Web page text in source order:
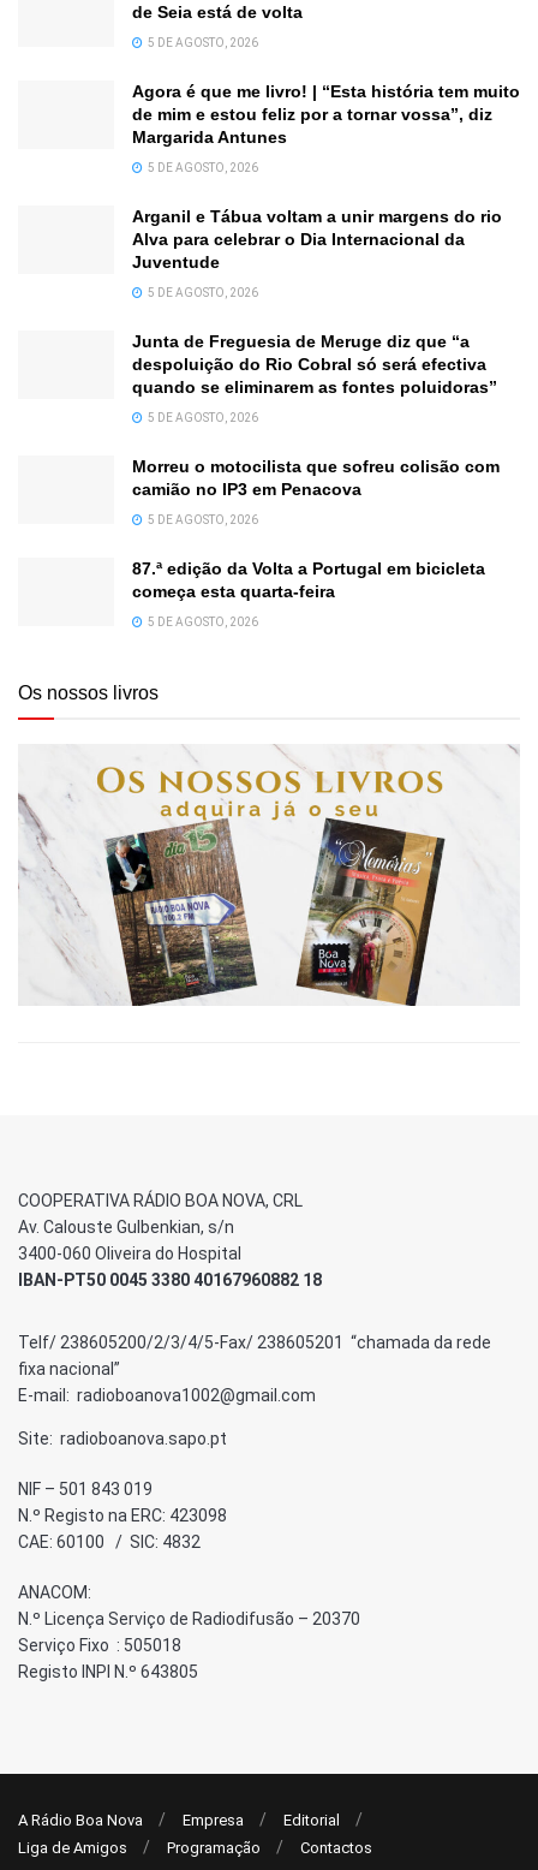
de Seia está de volta
5 DE AGOSTO, 2026
Agora é que me livro! | “Esta história tem muito
de mim e estou feliz por a tornar vossa”, diz
Margarida Antunes
5 DE AGOSTO, 2026
Arganil e Tábua voltam a unir margens do rio
Alva para celebrar o Dia Internacional da
Juventude
5 DE AGOSTO, 2026
Junta de Freguesia de Meruge diz que “a
despoluição do Rio Cobral só será efectiva
quando se eliminarem as fontes poluidoras”
5 DE AGOSTO, 2026
Morreu o motocilista que sofreu colisão com
camião no IP3 em Penacova
5 DE AGOSTO, 2026
87.ª edição da Volta a Portugal em bicicleta
começa esta quarta-feira
5 DE AGOSTO, 2026
Os nossos livros
COOPERATIVA RÁDIO BOA NOVA, CRL
Av. Calouste Gulbenkian, s/n
3400-060 Oliveira do Hospital
IBAN-PT50 0045 3380 40167960882 18
Telf/ 238605200/2/3/4/5-Fax/ 238605201 “chamada da rede
fixa nacional”
E-mail: radioboanova1002@gmail.com
Site: radioboanova.sapo.pt
NIF – 501 843 019
N.º Registo na ERC: 423098
CAE: 60100 / SIC: 4832
ANACOM:
N.º Licença Serviço de Radiodifusão – 20370
Serviço Fixo : 505018
Registo INPI N.º 643805
A Rádio Boa Nova Empresa
Editorial
Liga de Amigos
Programação Contactos